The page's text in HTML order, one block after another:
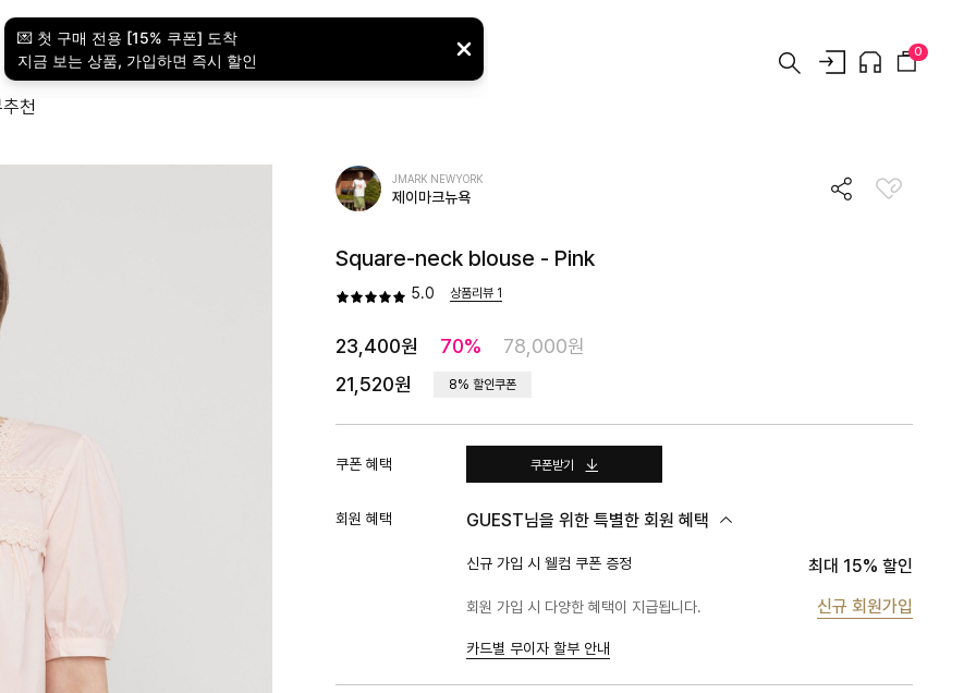
0
추천
JMARK NEWYORK
제이마크뉴욕
Square-neck blouse - Pink
5.0 상품리뷰 1
23,400원 70%
78,000원
21,520원
8% 할인쿠폰
쿠폰 혜택 쿠폰받기
회원 혜택 GUEST님을 위한 특별한 회원 혜택
신규 가입 시 웰컴 쿠폰 증정 최대 15% 할인
회원 가입 시 다양한 혜택이 지급됩니다. 신규 회원가입
카드별 무이자 할부 안내